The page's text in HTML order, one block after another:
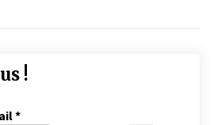
!
*